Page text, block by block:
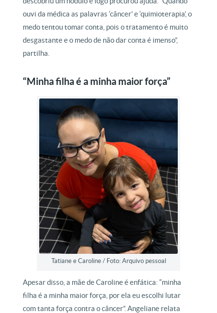
ouvi da médica as palavras ‘câncer’ e ‘quimioterapia’, o
medo tentou tomar conta, pois o tratamento é muito
desgastante e o medo de não dar conta é imenso”,
partilha.
“Minha filha é a minha maior força”
Tatiane e Caroline / Foto: Arquivo pessoal
Apesar disso, a mãe de Caroline é enfática: “minha
filha é a minha maior força, por ela eu escolhi lutar
com tanta força contra o câncer”. Angeliane relata